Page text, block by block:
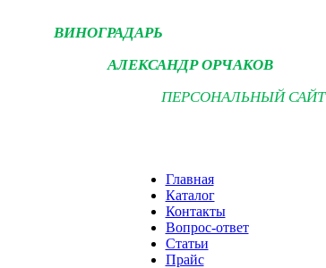
ВИНОГРАДАРЬ
АЛЕКСАНДР ОРЧАКОВ
ПЕРСОНАЛЬНЫЙ САЙТ
Главная
Каталог
Контакты
Вопрос-ответ
Статьи
Прайс